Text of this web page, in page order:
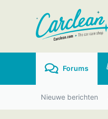
Forums
Nieuwe berichten